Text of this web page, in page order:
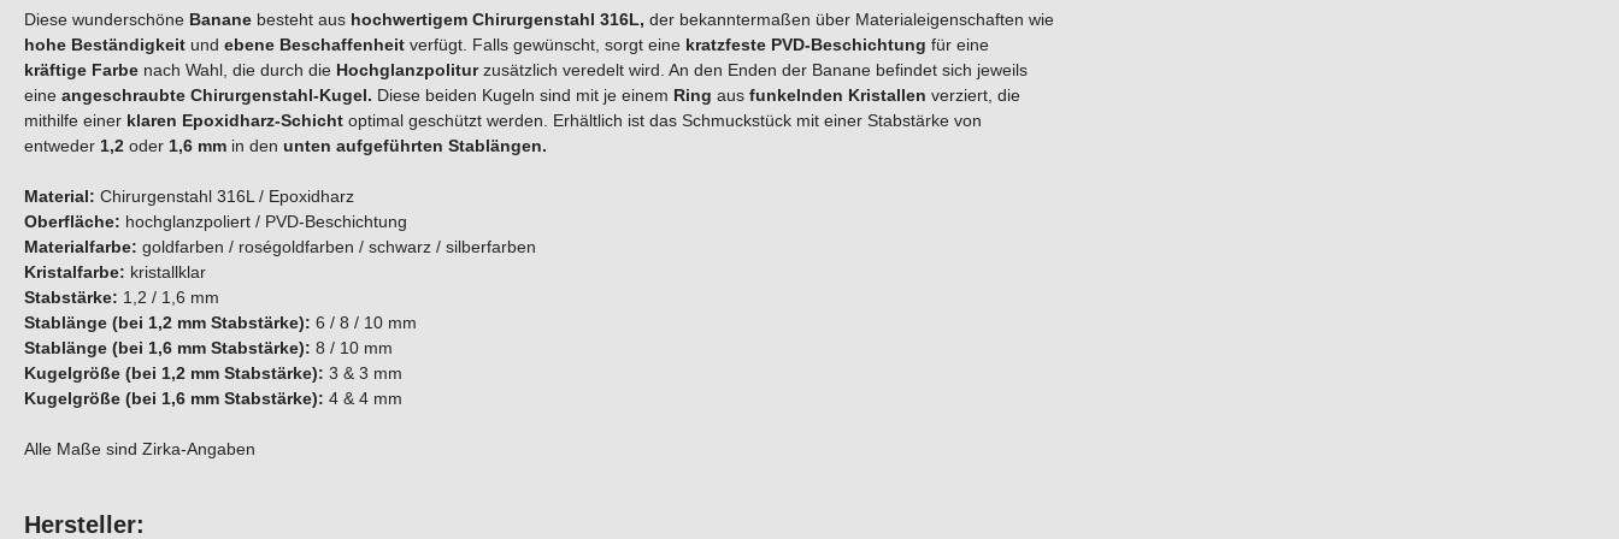
Diese wunderschöne Banane besteht aus hochwertigem Chirurgenstahl 316L, der bekanntermaßen über Materialeigenschaften wie
hohe Beständigkeit und ebene Beschaffenheit verfügt. Falls gewünscht, sorgt eine kratzfeste PVD-Beschichtung für eine
kräftige Farbe nach Wahl, die durch die Hochglanzpoliturzusätzlich veredelt wird. An den Enden der Banane befindet sich jeweils
eine angeschraubte Chirurgenstahl-Kugel. Diese beiden Kugeln sind mit je einem Ring aus funkelnden Kristallen verziert, die
mithilfe einer klaren Epoxidharz-Schicht optimal geschützt werden. Erhältlich ist das Schmuckstück mit einer Stabstärke von
entweder 1,2 oder 1,6 mm in den unten aufgeführten Stablängen.
Material: Chirurgenstahl 316L / Epoxidharz
Oberfläche: hochglanzpoliert / PVD-Beschichtung
Materialfarbe: goldfarben / roségoldfarben / schwarz / silberfarben
Kristalfarbe: kristallklar
Stabstärke: 1,2 / 1,6 mm
Stablänge (bei 1,2 mm Stabstärke): 6 / 8 / 10 mm
Stablänge (bei 1,6 mm Stabstärke): 8 / 10 mm
Kugelgröße (bei 1,2 mm Stabstärke): 3 & 3 mm
Kugelgröße (bei 1,6 mm Stabstärke): 4 & 4 mm
Alle Maße sind Zirka-Angaben
Hersteller: